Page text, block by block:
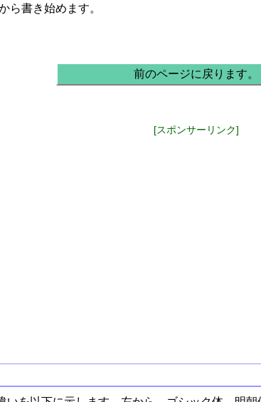
ら書き始めます。
前のページに戻ります。
[スポンサーリンク]